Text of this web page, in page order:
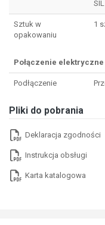
Sztuk w
opakowaniu
1
Połączenie elektryczne
Podłączenie
Pliki do pobrania
Deklaracja zgodności
Instrukcja obsługi
Karta katalogowa